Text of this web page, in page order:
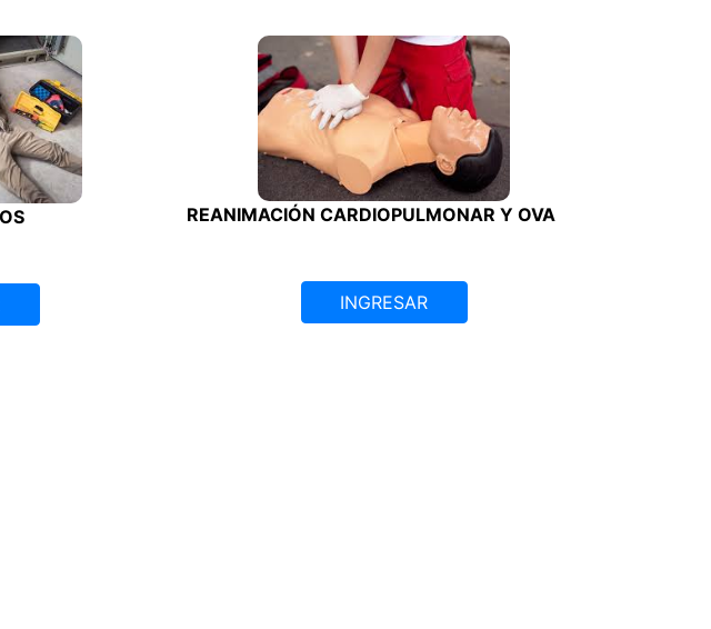
REANIMACIÓN CARDIOPULMONAR Y OVA
INGRESAR